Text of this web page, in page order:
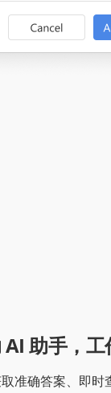
AI 助手，
准确答案、即时